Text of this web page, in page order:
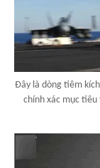
Đây là dòng tiêm
chính xác mục